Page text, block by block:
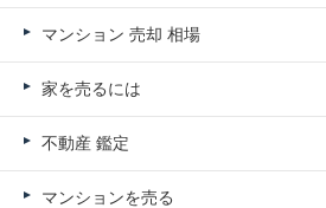
マンション 売却 相場
家を売るには
不動産 鑑定
マンションを売る